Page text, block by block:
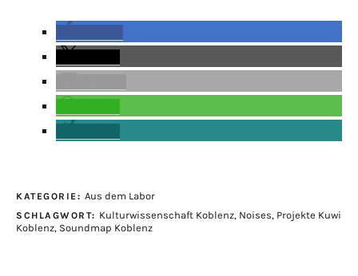
KATEGORIE: Aus dem Labor
SCHLAGWORT: Kulturwissenschaft Koblenz, Noises, Projekte Kuwi
Koblenz, Soundmap Koblenz